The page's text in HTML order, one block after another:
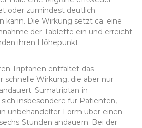
oder zumindest deutlich
kann. Die Wirkung setzt ca. eine
der Tablette ein und erreicht
ihren Höhepunkt.
Triptanen entfaltet das
schnelle Wirkung, die aber nur
Sumatriptan in
insbesondere für Patienten,
unbehandelter Form über einen
Stunden andauern. Bei der